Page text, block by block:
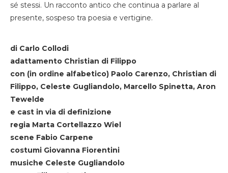
sé stessi. Un racconto antico che continua a parlare al
presente, sospeso tra poesia e vertigine.
di Carlo Collodi
adattamento Christian di Filippo
con (in ordine alfabetico) Paolo Carenzo, Christian di
Filippo, Celeste Gugliandolo, Marcello Spinetta, Aron
Tewelde
e cast in via di definizione
regia Marta Cortellazzo Wiel
scene Fabio Carpene
costumi Giovanna Fiorentini
musiche Celeste Gugliandolo